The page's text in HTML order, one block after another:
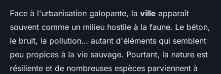
Face à l'urbanisation galopante, la ville apparaît
souvent comme un milieu hostile à la faune. Le béton,
le bruit, la pollution… autant d'éléments qui semblent
peu propices à la vie sauvage. Pourtant, la nature est
résiliente et de nombreuses espèces parviennent à